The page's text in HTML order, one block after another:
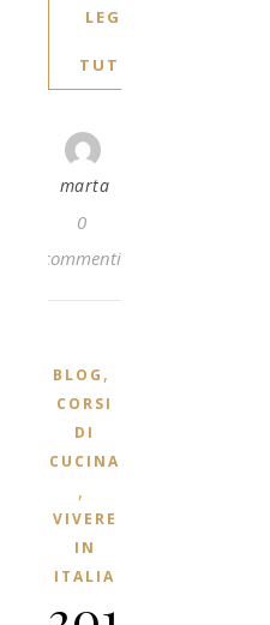
LEGGI
TUTTO
marta
0
commenti
BLOG ,
CORSI
DI
CUCINA
,
VIVERE
IN
ITALIA